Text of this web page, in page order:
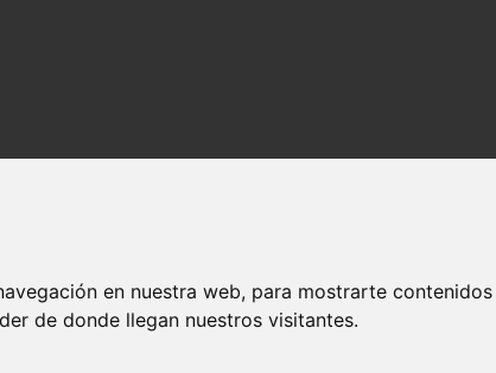
en nuestra web, para mostrarte
de donde llegan nuestros visitantes.